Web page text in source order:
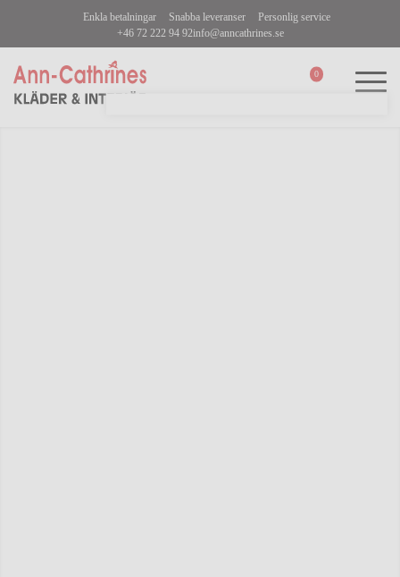
+46 72 222 94 92
Enkla betalningar Snabba leveranser
Personlig service
info@anncathrines.se
0